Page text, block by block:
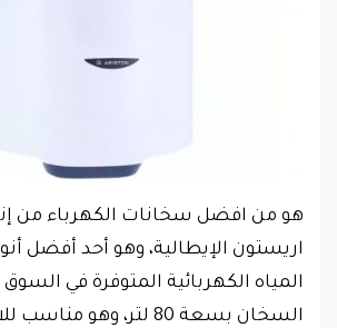
هو من افضل سخانات الكهرباء من
اريستون الإيطالية، وهو أحد أفضل
المياه الكهربائية المتوفرة في
السخان بسعة 80 لتر، وهو